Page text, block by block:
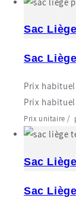
Sac
Sac
Prix habituel
Prix habituel
Prix unitaire /
Sac
Sac